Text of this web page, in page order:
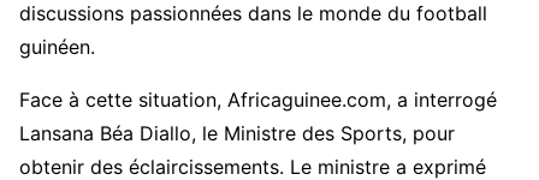
discussions passionnées dans le monde du football
guinéen.
Face à cette situation, Africaguinee.com, a interrogé
Lansana Béa Diallo, le Ministre des Sports, pour
obtenir des éclaircissements. Le ministre a exprimé